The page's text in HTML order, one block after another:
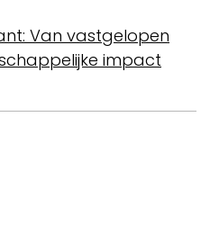
Van vastgelopen
impact